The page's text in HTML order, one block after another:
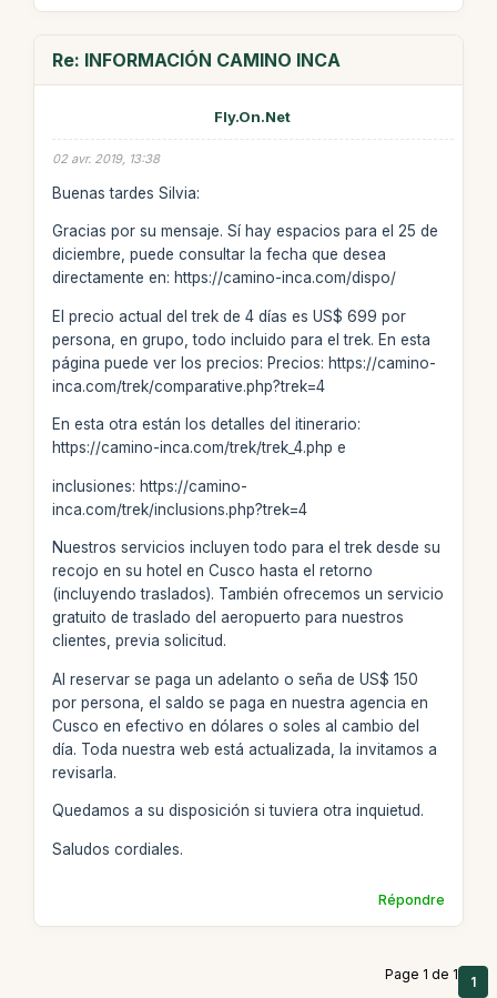
Re: INFORMACIÓN CAMINO INCA
Fly.On.Net
02 avr. 2019, 13:38
Buenas tardes Silvia:
Gracias por su mensaje. Sí hay espacios para el 25 de
diciembre, puede consultar la fecha que desea
directamente en: https://camino-inca.com/dispo/
El precio actual del trek de 4 días es US$ 699 por
persona, en grupo, todo incluido para el trek. En esta
página puede ver los precios: Precios: https://camino-
inca.com/trek/comparative.php?trek=4
En esta otra están los detalles del itinerario:
https://camino-inca.com/trek/trek_4.php e
inclusiones: https://camino-
inca.com/trek/inclusions.php?trek=4
Nuestros servicios incluyen todo para el trek desde su
recojo en su hotel en Cusco hasta el retorno
(incluyendo traslados). También ofrecemos un servicio
gratuito de traslado del aeropuerto para nuestros
clientes, previa solicitud.
Al reservar se paga un adelanto o seña de US$ 150
por persona, el saldo se paga en nuestra agencia en
Cusco en efectivo en dólares o soles al cambio del
día. Toda nuestra web está actualizada, la invitamos a
revisarla.
Quedamos a su disposición si tuviera otra inquietud.
Saludos cordiales.
Répondre
Page 1 de 1 1